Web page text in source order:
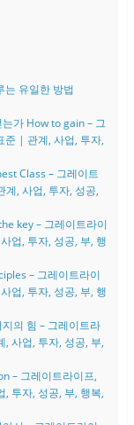
유일한 방법
가 How to gain – 그
준 | 관계, 사업, 투자,
Class – 그레이트
, 사업, 투자, 성공,
key – 그레이트라이
업, 투자, 성공, 부, 행
– 그레이트라이
업, 투자, 성공, 부, 행
의 힘 – 그레이트라
사업, 투자, 성공, 부,
– 그레이트라이프,
투자, 성공, 부, 행복,